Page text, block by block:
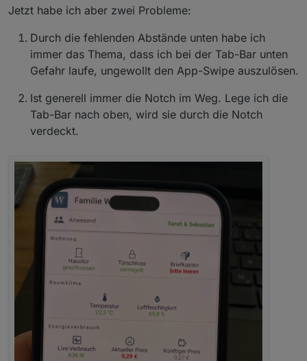
Jetzt habe ich aber zwei Probleme:
Durch die fehlenden Abstände unten habe ich
immer das Thema, dass ich bei der Tab-Bar unten
Gefahr laufe, ungewollt den App-Swipe auszulösen.
Ist generell immer die Notch im Weg. Lege ich die
Tab-Bar nach oben, wird sie durch die Notch
verdeckt.